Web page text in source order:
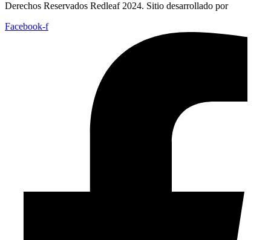
Derechos Reservados Redleaf 2024. Sitio desarrollado por
Facebook-f